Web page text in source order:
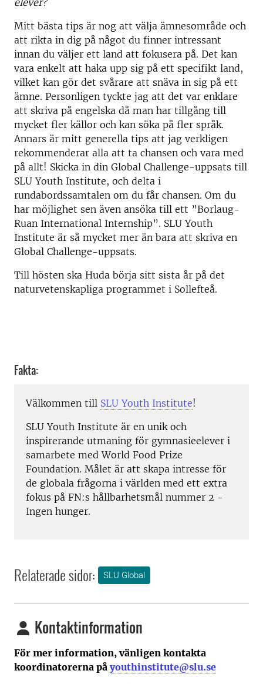
elever?
Mitt bästa tips är nog att välja ämnesområde och
att rikta in dig på något du finner intressant
innan du väljer ett land att fokusera på. Det kan
vara enkelt att haka upp sig på ett specifikt land,
vilket kan gör det svårare att snäva in sig på ett
ämne. Personligen tyckte jag att det var enklare
att skriva på engelska då man har tillgång till
mycket fler källor och kan söka på fler språk.
Annars är mitt generella tips att jag verkligen
rekommenderar alla att ta chansen och vara med
på allt! Skicka in din Global Challenge-uppsats till
SLU Youth Institute, och delta i
rundabordssamtalen om du får chansen. Om du
har möjlighet sen även ansöka till ett ”Borlaug-
Ruan International Internship”. SLU Youth
Institute är så mycket mer än bara att skriva en
Global Challenge-uppsats.
Till hösten ska Huda börja sitt sista år på det
naturvetenskapliga programmet i Sollefteå.
Fakta:
Välkommen till SLU Youth Institute!
SLU Youth Institute är en unik och
inspirerande utmaning för gymnasieelever i
samarbete med World Food Prize
Foundation. Målet är att skapa intresse för
de globala frågorna i världen med ett extra
fokus på FN:s hållbarhetsmål nummer 2 -
Ingen hunger.
Relaterade sidor: SLU Global
Kontaktinformation
För mer information, vänligen kontakta
koordinatorerna på youthinstitute@slu.se